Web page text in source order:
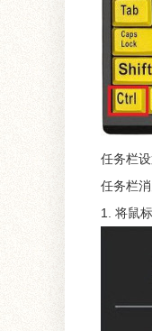
任务栏
任务栏
1. 将鼠